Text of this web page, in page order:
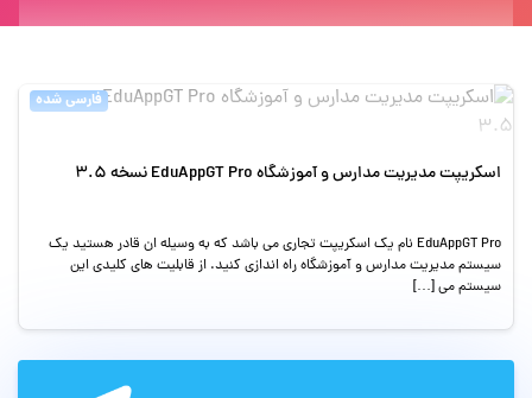
فارسی شده
اسکریپت مدیریت مدارس و آموزشگاه EduAppGT Pro نسخه 3.5
EduAppGT Pro نام یک اسکریپت تجاری می باشد که به وسیله ان قادر هستید یک
سیستم مدیریت مدارس و آموزشگاه راه اندازی کنید. از قابلیت های کلیدی این
سیستم می […]